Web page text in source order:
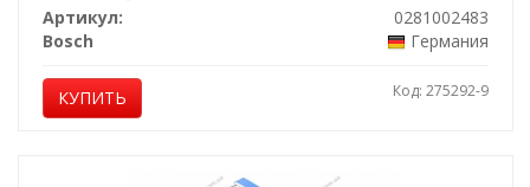
Артикул:
0281002483
Bosch
Германия
КУПИТЬ Код: 275292-9